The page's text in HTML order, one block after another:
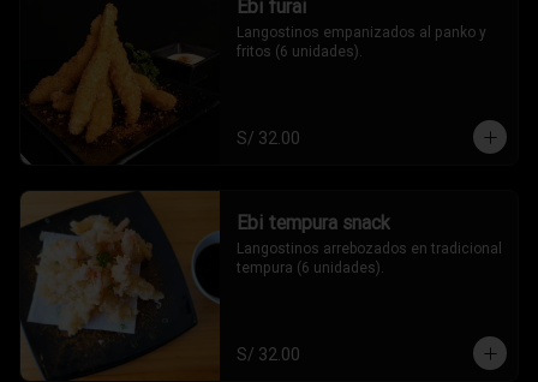
Ebi furai
Langostinos empanizados al panko y
fritos (6 unidades).
S/ 32.00
Ebi tempura snack
Langostinos arrebozados en tradicional
tempura (6 unidades).
S/ 32.00